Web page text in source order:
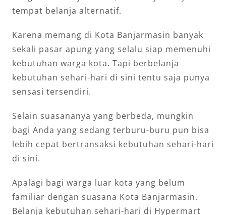
tempat belanja alternatif.
Karena memang di Kota Banjarmasin banyak
sekali pasar apung yang selalu siap memenuhi
kebutuhan warga kota. Tapi berbelanja
kebutuhan sehari-hari di sini tentu saja punya
sensasi tersendiri.
Selain suasananya yang berbeda, mungkin
bagi Anda yang sedang terburu-buru pun bisa
lebih cepat bertransaksi kebutuhan sehari-hari
di sini.
Apalagi bagi warga luar kota yang belum
familiar dengan suasana Kota Banjarmasin.
Belanja kebutuhan sehari-hari di Hypermart